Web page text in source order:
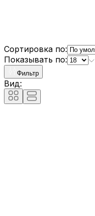
Сортировка по:
Показывать по:
Фильтр
Вид: